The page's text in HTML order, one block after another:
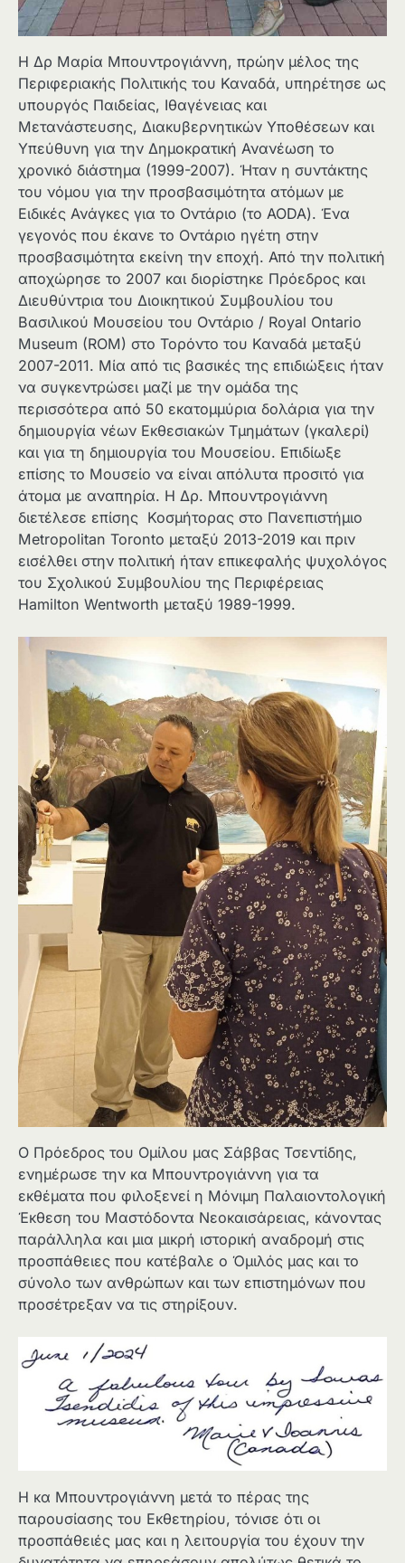
Η Δρ Μαρία Μπουντρογιάννη, πρώην μέλος της
Περιφεριακής Πολιτικής του Καναδά, υπηρέτησε ως
υπουργός Παιδείας, Ιθαγένειας και
Μετανάστευσης, Διακυβερνητικών Υποθέσεων και
Υπεύθυνη για την Δημοκρατική Ανανέωση το
χρονικό διάστημα (1999-2007). Ήταν η συντάκτης
του νόμου για την προσβασιμότητα ατόμων με
Ειδικές Ανάγκες για το Οντάριο (το AODA). Ένα
γεγονός που έκανε το Οντάριο ηγέτη στην
προσβασιμότητα εκείνη την εποχή. Από την πολιτική
αποχώρησε το 2007 και διορίστηκε Πρόεδρος και
Διευθύντρια του Διοικητικού Συμβουλίου του
Βασιλικού Μουσείου του Οντάριο / Royal Ontario
Museum (ROM) στο Τορόντο του Καναδά μεταξύ
2007-2011. Μία από τις βασικές της επιδιώξεις ήταν
να συγκεντρώσει μαζί με την ομάδα της
περισσότερα από 50 εκατομμύρια δολάρια για την
δημιουργία νέων Εκθεσιακών Τμημάτων (γκαλερί)
και για τη δημιουργία του Μουσείου. Επιδίωξε
επίσης το Μουσείο να είναι απόλυτα προσιτό για
άτομα με αναπηρία. Η Δρ. Μπουντρογιάννη
διετέλεσε επίσης Κοσμήτορας στο Πανεπιστήμιο
Metropolitan Toronto μεταξύ 2013-2019 και πριν
εισέλθει στην πολιτική ήταν επικεφαλής ψυχολόγος
του Σχολικού Συμβουλίου της Περιφέρειας
Hamilton Wentworth μεταξύ 1989-1999.
Ο Πρόεδρος του Ομίλου μας Σάββας Τσεντίδης,
ενημέρωσε την κα Μπουντρογιάννη για τα
εκθέματα που φιλοξενεί η Μόνιμη Παλαιοντολογική
Έκθεση του Μαστόδοντα Νεοκαισάρειας, κάνοντας
παράλληλα και μια μικρή ιστορική αναδρομή στις
προσπάθειες που κατέβαλε ο Όμιλός μας και το
σύνολο των ανθρώπων και των επιστημόνων που
προσέτρεξαν να τις στηρίξουν.
Η κα Μπουντρογιάννη μετά το πέρας της
παρουσίασης του Εκθετηρίου, τόνισε ότι οι
προσπάθειές μας και η λειτουργία του έχουν την